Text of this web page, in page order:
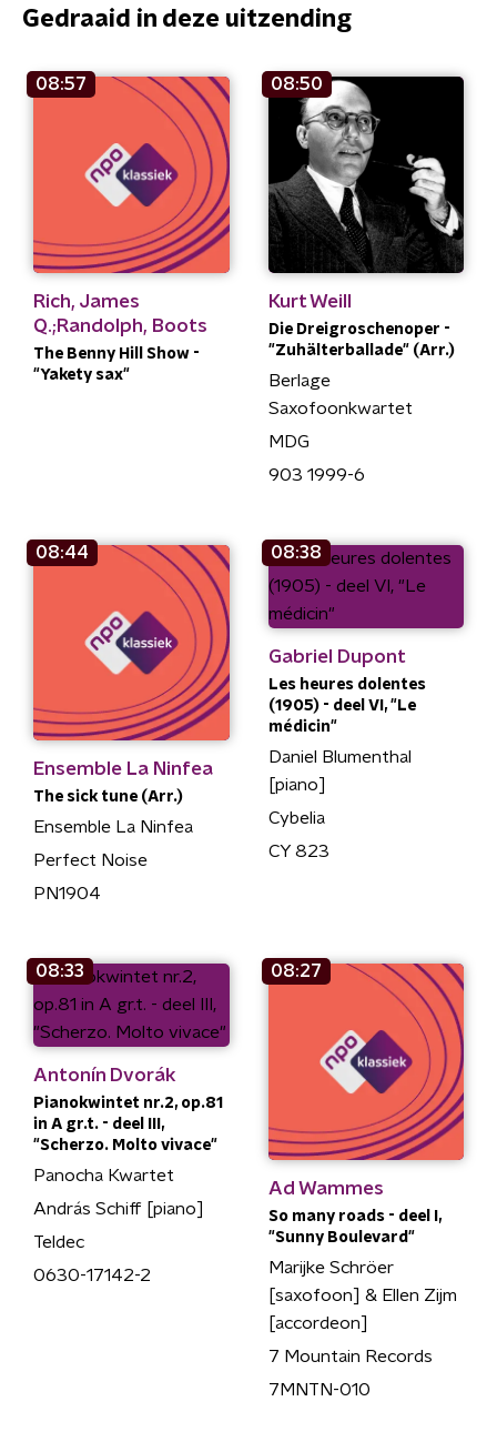
Gedraaid in deze uitzending
08:57
Rich, James
Q.;Randolph, Boots
The Benny Hill Show -
"Yakety sax"
08:50
Kurt Weill
Die Dreigroschenoper -
"Zuhälterballade" (Arr.)
Berlage
Saxofoonkwartet
MDG
903 1999-6
08:44
Ensemble La Ninfea
The sick tune (Arr.)
Ensemble La Ninfea
Perfect Noise
PN1904
08:38
Gabriel Dupont
Les heures dolentes
(1905) - deel VI, "Le
médicin"
Daniel Blumenthal
[piano]
Cybelia
CY 823
08:33
Antonín Dvorák
Pianokwintet nr.2, op.81
in A gr.t. - deel III,
"Scherzo. Molto vivace"
Panocha Kwartet
András Schiff [piano]
Teldec
0630-17142-2
08:27
Ad Wammes
So many roads - deel I,
"Sunny Boulevard"
Marijke Schröer
[saxofoon] & Ellen Zijm
[accordeon]
7 Mountain Records
7MNTN-010